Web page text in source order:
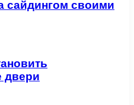
сайдингом своими
двери